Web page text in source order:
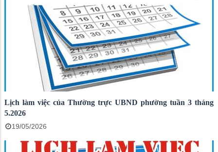
Lịch làm việc của Thường trực UBND phường tuần 3 tháng
5.2026
19/05/2026